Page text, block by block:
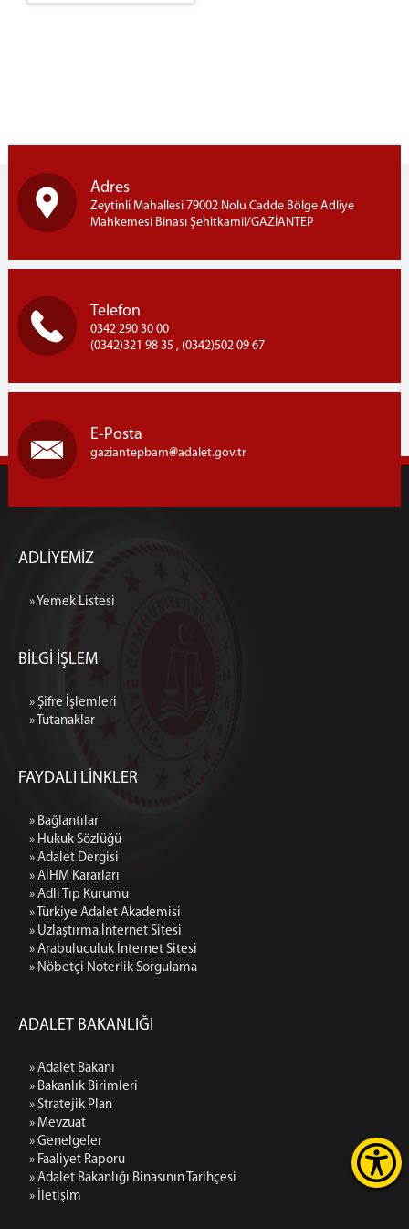
Adres
Zeytinli Mahallesi 79002 Nolu Cadde Bölge Adliye
Mahkemesi Binası Şehitkamil/GAZİANTEP
Telefon
0342 290 30 00
(0342)321 98 35 , (0342)502 09 67
E-Posta
gaziantepbam adalet.gov.tr
ADLİYEMİZ
» Yemek Listesi
BİLGİ İŞLEM
» Şifre İşlemleri
» Tutanaklar
FAYDALI LİNKLER
» Bağlantılar
» Hukuk Sözlüğü
» Adalet Dergisi
» AİHM Kararları
» Adli Tıp Kurumu
» Türkiye Adalet Akademisi
» Uzlaştırma İnternet Sitesi
» Arabuluculuk İnternet Sitesi
» Nöbetçi Noterlik Sorgulama
ADALET BAKANLIĞI
» Adalet Bakanı
» Bakanlık Birimleri
» Stratejik Plan
» Mevzuat
» Genelgeler
» Faaliyet Raporu
» Adalet Bakanlığı Binasının Tarihçesi
» İletişim